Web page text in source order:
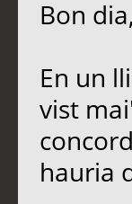
Bon dia,
En un
vist
hauria